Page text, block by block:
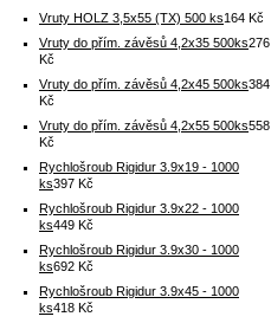
Vruty HOLZ 3,5x55 (TX) 500 ks164 Kč
Vruty do přím. závěsů 4,2x35 500ks276
Kč
Vruty do přím. závěsů 4,2x45 500ks384
Kč
Vruty do přím. závěsů 4,2x55 500ks558
Kč
Rychlošroub Rigidur 3.9x19 - 1000
ks397 Kč
Rychlošroub Rigidur 3.9x22 - 1000
ks449 Kč
Rychlošroub Rigidur 3.9x30 - 1000
ks692 Kč
Rychlošroub Rigidur 3.9x45 - 1000
ks418 Kč